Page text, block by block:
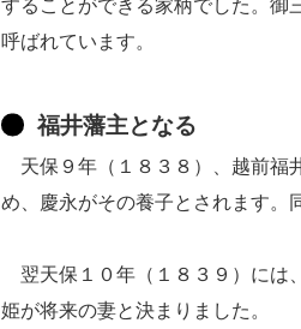
することができる家柄でした。御
呼ばれています。
福井藩主となる
天保９年（１８３８）、越前福
め、慶永がその養子とされます。
翌天保１０年（１８３９）には
姫が将来の妻と決まりました。